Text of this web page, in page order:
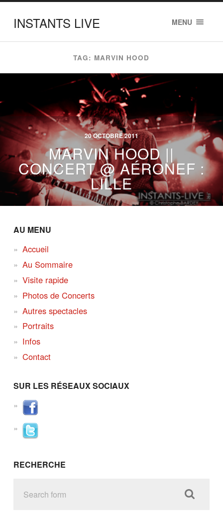
INSTANTS LIVE MENU
TAG: MARVIN HOOD
20 OCTOBRE 2011
MARVIN HOOD ||
CONCERT @ AÉRONEF :
LILLE
AU MENU
Accueil
Au Sommaire
Visite rapide
Photos de Concerts
Autres spectacles
Portraits
Infos
Contact
SUR LES RÉSEAUX SOCIAUX
RECHERCHE